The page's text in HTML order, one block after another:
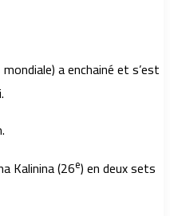
a enchainé et s’est
Kalinina (26e) en deux sets